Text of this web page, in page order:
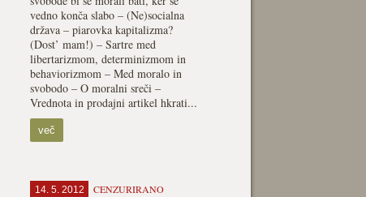
vedno konča slabo – (Ne)socialna
država – piarovka kapitalizma?
(Dost’ mam!) – Sartre med
libertarizmom, determinizmom in
behaviorizmom – Med moralo in
svobodo – O moralni sreči –
Vrednota in prodajni artikel hkrati...
več
14. 5. 2012 CENZURIRANO